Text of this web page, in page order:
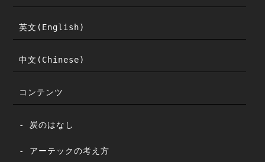
英文(English)
中文(Chinese)
コンテンツ
- 炭のはなし
- アーテックの考え方